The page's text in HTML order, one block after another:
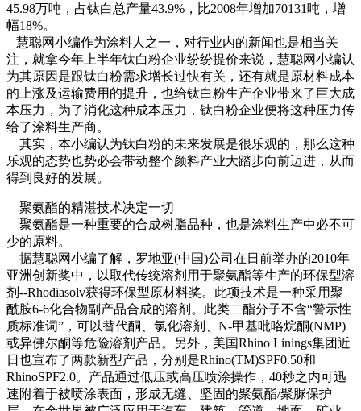
45.98万吨，占钛白总产量43.9%，比2008年增加70131吨，增
幅18%。
慧聪网小编作为涂料人之一，对行业内的新闻也是相当关
注，就拿今年上半年钛白粉企业纷纷提价来说，慧聪网小编认
为其原因是跟钛白粉需求增长过快有关，还有就是原材料成本
的上涨及运输费用的提升，也给钛白粉生产企业带来了巨大成
本压力，为了消化这种成本压力，钛白粉企业便将这种压力传
给了涂料生产商。
其实，本小编认为钛白粉的未来发展是很乐观的，那么这种
乐观的态势也势必会带动整个颜料产业大踏步向前迈进，从而
得到良好的发展。
聚氨酯的精湛技术决定一切
聚氨酯是一种重要的合成树脂品种，也是涂料生产中必不可
少的原料。
据慧聪网小编了解，罗地亚(中国)公司在日前举办的2010年
亚洲创新奖中，以取代传统溶剂用于聚氨酯等生产的环保型溶
剂--Rhodiasolv获得环保型原材料奖。此项技术是一种采用聚
酰胺6-6化合物副产品合成的溶剂。此类二酯分子不含“警示性
质标准词”，可以替代酮、氯化溶剂、N-甲基吡咯烷酮(NMP)
或异佛尔酮等危险溶剂产品。另外，美国Rhino Linings集团近
日也宣布了两款新型产品，分别是Rhino(TM)SPF0.50和
RhinoSPF2.0。产品通过低压或高压喷涂操作，40秒之内可迅
速附着于被喷涂表面，形成无缝、坚固的聚氨酯/聚脲保护